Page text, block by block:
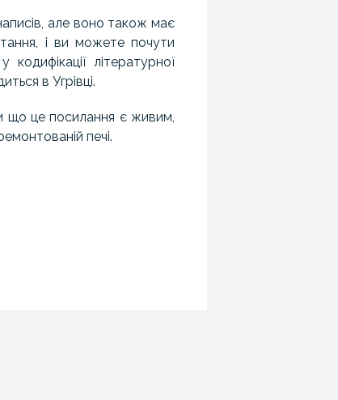
але воно також має
і ви можете почути
літературної
в Угрівці.
що це посилання є живим,
печі.